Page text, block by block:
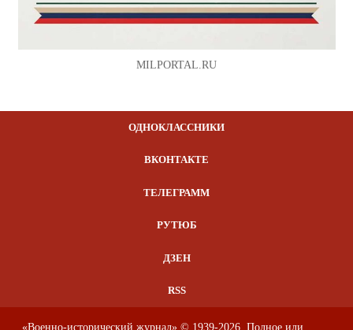
MILPORTAL.RU
ОДНОКЛАССНИКИ
ВКОНТАКТЕ
ТЕЛЕГРАММ
РУТЮБ
ДЗЕН
RSS
«Военно-исторический журнал» © 1939-2026. Полное или